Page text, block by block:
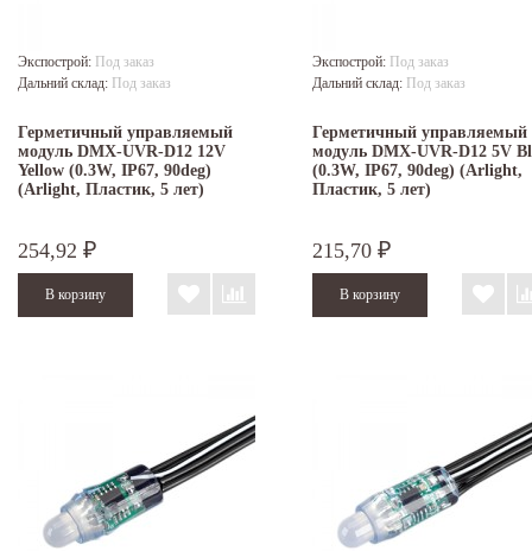
Экспострой: Под заказ
Дальний склад: Под заказ
Герметичный управляемый
модуль DMX-UVR-D12 12V
Yellow (0.3W, IP67, 90deg)
(Arlight, Пластик, 5 лет)
254,92 ₽
Экспострой: Под заказ
Дальний склад: Под заказ
Герметичный управляемый
модуль DMX-UVR-D12 5V
(0.3W, IP67, 90deg) (Arlight,
Пластик, 5 лет)
215,70 ₽